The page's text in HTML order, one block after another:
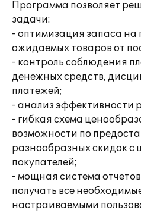
Программа позволяет
задачи:
- оптимизация запаса на
ожидаемых товаров от
- контроль соблюдения
денежных средств,
платежей;
- анализ эффективности
- гибкая схема
возможности по
разнообразных скидок с
покупателей;
- мощная система
получать все
настраиваемыми